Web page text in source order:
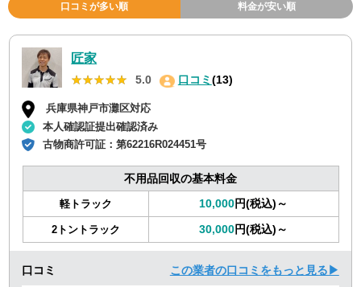
口コミが多い順 料金が安い順
匠家
★★★★★
★★★★★ 5.0 口コミ(13)
兵庫県神戸市灘区対応
本人確認証提出確認済み
古物商許可証：第62216R024451号
不用品回収の基本料金
軽トラック 10,000円(税込)～
2トントラック 30,000円(税込)～
口コミ この業者の口コミをもっと見る▶